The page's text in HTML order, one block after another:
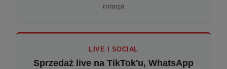
rotacja
LIVE I SOCIAL
Sprzedaż live na TikTok'u, WhatsApp